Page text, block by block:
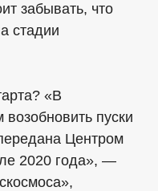
забывать, что
стадии
«В
пуски
Центром
2020 года», —